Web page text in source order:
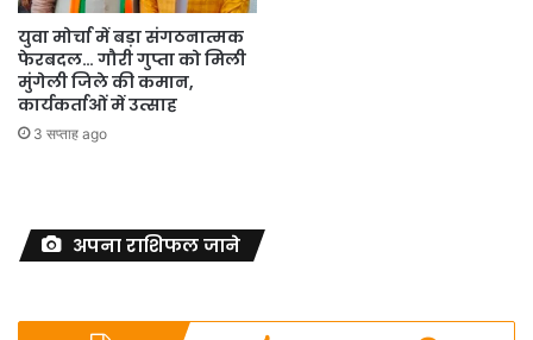
युवा मोर्चा में बड़ा संगठनात्मक
फेरबदल… गौरी गुप्ता को मिली
मुंगेली जिले की कमान,
कार्यकर्ताओं में उत्साह
3 सप्ताह ago
अपना राशिफल जाने